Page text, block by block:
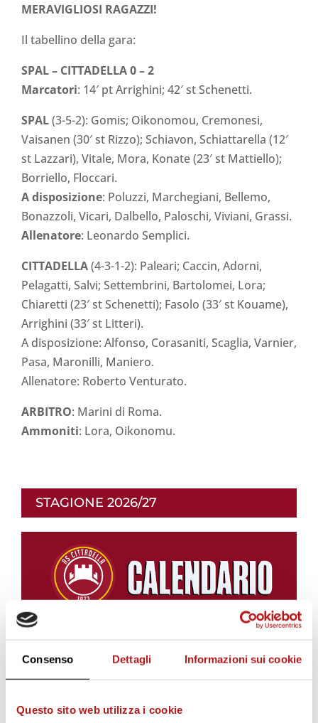
Consenso Dettagli Informazioni sui cookie
Questo sito web utilizza i cookie
MERAVIGLIOSI RAGAZZI!
Il tabellino della gara:
SPAL – CITTADELLA 0 – 2
Marcatori: 14′ pt Arrighini; 42′ st Schenetti.
SPAL(3-5-2): Gomis; Oikonomou, Cremonesi,
Vaisanen (30′ st Rizzo); Schiavon, Schiattarella (12′
st Lazzari), Vitale, Mora, Konate (23′ st Mattiello);
Borriello, Floccari.
A disposizione: Poluzzi, Marchegiani, Bellemo,
Bonazzoli, Vicari, Dalbello, Paloschi, Viviani, Grassi.
Allenatore: Leonardo Semplici.
CITTADELLA(4-3-1-2): Paleari; Caccin, Adorni,
Pelagatti, Salvi; Settembrini, Bartolomei, Lora;
Chiaretti (23′ st Schenetti); Fasolo (33′ st Kouame),
Arrighini (33′ st Litteri).
A disposizione: Alfonso, Corasaniti, Scaglia, Varnier,
Pasa, Maronilli, Maniero.
Allenatore: Roberto Venturato.
ARBITRO: Marini di Roma.
Ammoniti: Lora, Oikonomu.
STAGIONE 2026/27